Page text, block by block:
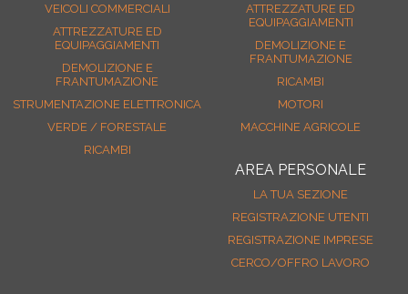
VEICOLI COMMERCIALI
ATTREZZATURE ED
EQUIPAGGIAMENTI
DEMOLIZIONE E
FRANTUMAZIONE
STRUMENTAZIONE ELETTRONICA
VERDE / FORESTALE
RICAMBI
ATTREZZATURE ED
EQUIPAGGIAMENTI
DEMOLIZIONE E
FRANTUMAZIONE
RICAMBI
MOTORI
MACCHINE AGRICOLE
AREA PERSONALE
LA TUA SEZIONE
REGISTRAZIONE UTENTI
REGISTRAZIONE IMPRESE
CERCO/OFFRO LAVORO